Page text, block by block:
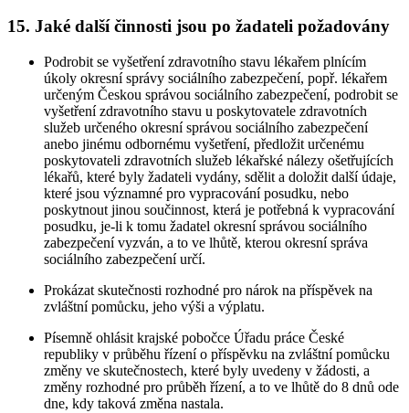
15. Jaké další činnosti jsou po žadateli požadovány
Podrobit se vyšetření zdravotního stavu lékařem plnícím
úkoly okresní správy sociálního zabezpečení, popř. lékařem
určeným Českou správou sociálního zabezpečení, podrobit se
vyšetření zdravotního stavu u poskytovatele zdravotních
služeb určeného okresní správou sociálního zabezpečení
anebo jinému odbornému vyšetření, předložit určenému
poskytovateli zdravotních služeb lékařské nálezy ošetřujících
lékařů, které byly žadateli vydány, sdělit a doložit další údaje,
které jsou významné pro vypracování posudku, nebo
poskytnout jinou součinnost, která je potřebná k vypracování
posudku, je-li k tomu žadatel okresní správou sociálního
zabezpečení vyzván, a to ve lhůtě, kterou okresní správa
sociálního zabezpečení určí.
Prokázat skutečnosti rozhodné pro nárok na příspěvek na
zvláštní pomůcku, jeho výši a výplatu.
Písemně ohlásit krajské pobočce Úřadu práce České
republiky v průběhu řízení o příspěvku na zvláštní pomůcku
změny ve skutečnostech, které byly uvedeny v žádosti, a
změny rozhodné pro průběh řízení, a to ve lhůtě do 8 dnů ode
dne, kdy taková změna nastala.